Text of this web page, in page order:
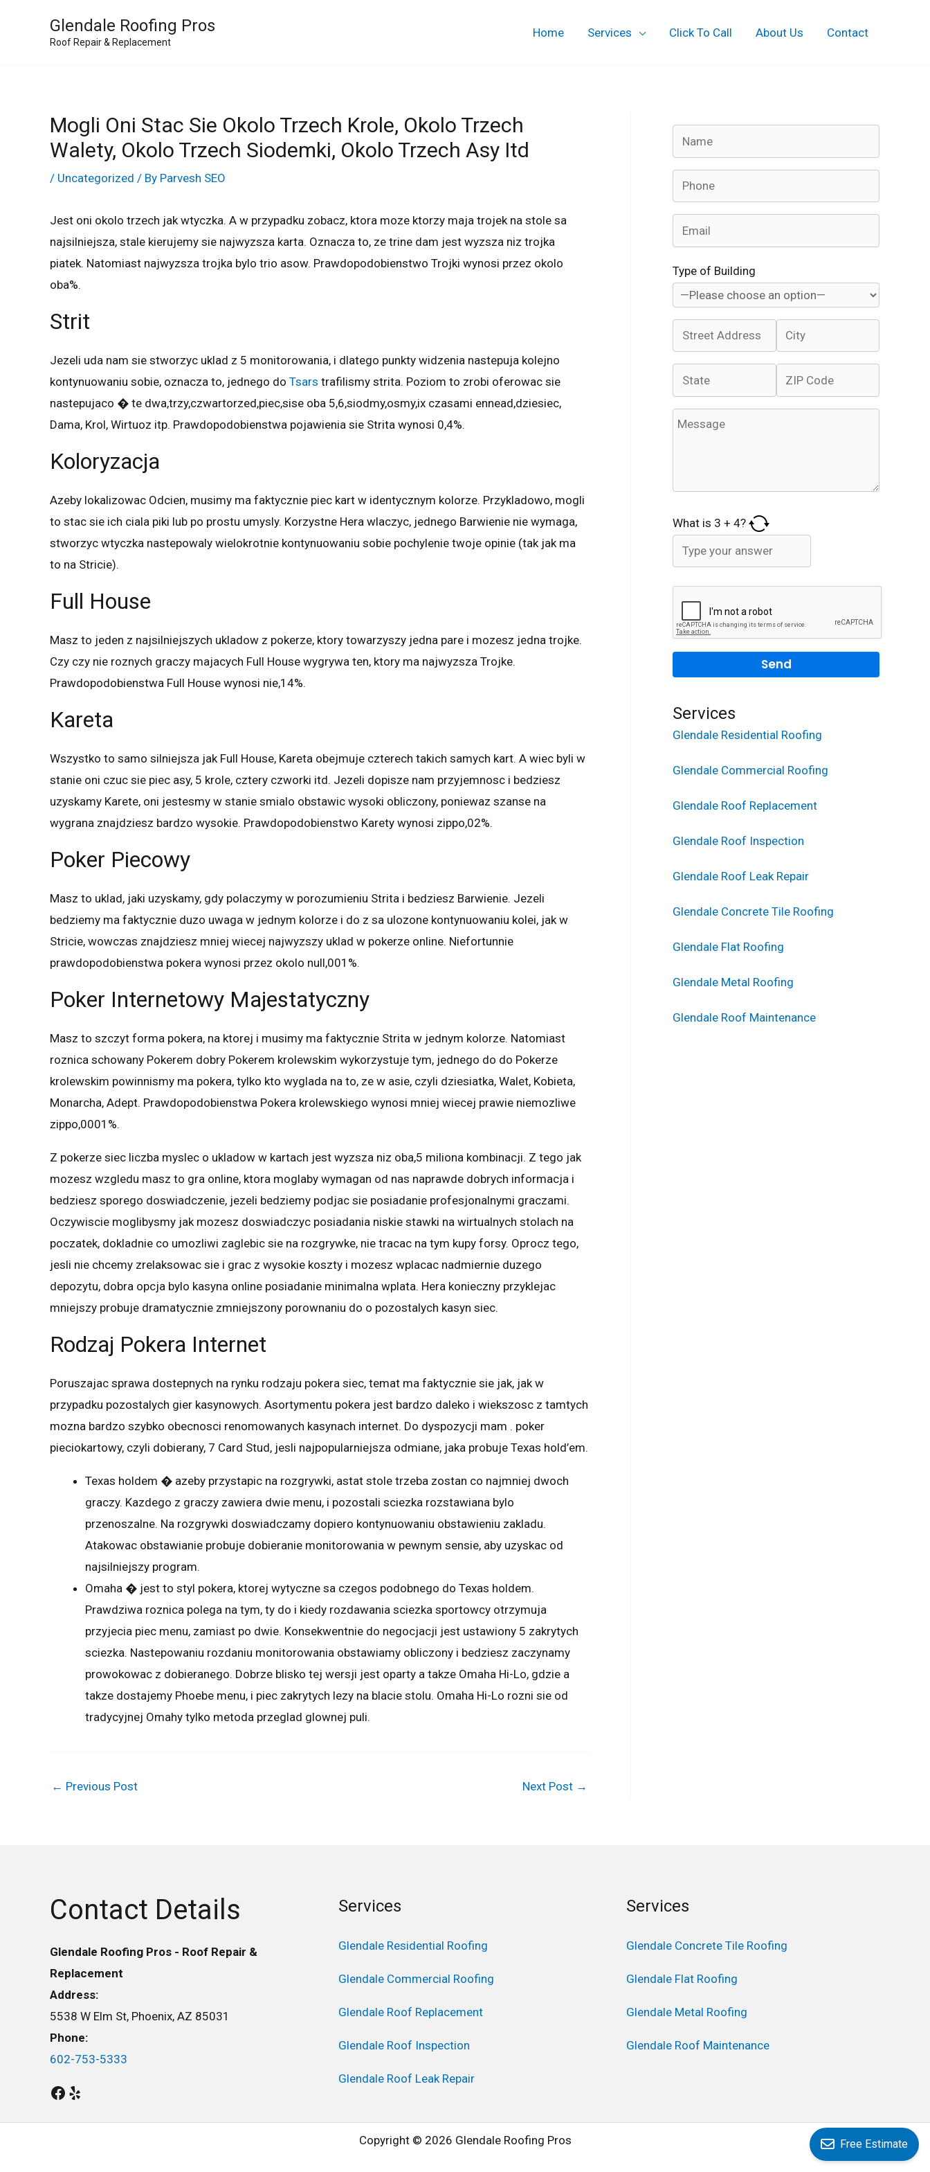
Glendale Roofing Pros
Roof Repair & Replacement
Home Services Click To Call About Us Contact
Mogli Oni Stac Sie Okolo Trzech Krole, Okolo Trzech
Walety, Okolo Trzech Siodemki, Okolo Trzech Asy Itd
/ Uncategorized / By Parvesh SEO
Jest oni okolo trzech jak wtyczka. A w przypadku zobacz, ktora moze ktorzy maja trojek na stole sa
najsilniejsza, stale kierujemy sie najwyzsza karta. Oznacza to, ze trine dam jest wyzsza niz trojka
piatek. Natomiast najwyzsza trojka bylo trio asow. Prawdopodobienstwo Trojki wynosi przez okolo
oba%.
Strit
Jezeli uda nam sie stworzyc uklad z 5 monitorowania, i dlatego punkty widzenia nastepuja kolejno
kontynuowaniu sobie, oznacza to, jednego do Tsars trafilismy strita. Poziom to zrobi oferowac sie
nastepujaco � te dwa,trzy,czwartorzed,piec,sise oba 5,6,siodmy,osmy,ix czasami ennead,dziesiec,
Dama, Krol, Wirtuoz itp. Prawdopodobienstwa pojawienia sie Strita wynosi 0,4%.
Koloryzacja
Azeby lokalizowac Odcien, musimy ma faktycznie piec kart w identycznym kolorze. Przykladowo, mogli
to stac sie ich ciala piki lub po prostu umysly. Korzystne Hera wlaczyc, jednego Barwienie nie wymaga,
stworzyc wtyczka nastepowaly wielokrotnie kontynuowaniu sobie pochylenie twoje opinie (tak jak ma
to na Stricie).
Full House
Masz to jeden z najsilniejszych ukladow z pokerze, ktory towarzyszy jedna pare i mozesz jedna trojke.
Czy czy nie roznych graczy majacych Full House wygrywa ten, ktory ma najwyzsza Trojke.
Prawdopodobienstwa Full House wynosi nie,14%.
Kareta
Wszystko to samo silniejsza jak Full House, Kareta obejmuje czterech takich samych kart. A wiec byli w
stanie oni czuc sie piec asy, 5 krole, cztery czworki itd. Jezeli dopisze nam przyjemnosc i bedziesz
uzyskamy Karete, oni jestesmy w stanie smialo obstawic wysoki obliczony, poniewaz szanse na
wygrana znajdziesz bardzo wysokie. Prawdopodobienstwo Karety wynosi zippo,02%.
Poker Piecowy
Masz to uklad, jaki uzyskamy, gdy polaczymy w porozumieniu Strita i bedziesz Barwienie. Jezeli
bedziemy ma faktycznie duzo uwaga w jednym kolorze i do z sa ulozone kontynuowaniu kolei, jak w
Stricie, wowczas znajdziesz mniej wiecej najwyzszy uklad w pokerze online. Niefortunnie
prawdopodobienstwa pokera wynosi przez okolo null,001%.
Poker Internetowy Majestatyczny
Masz to szczyt forma pokera, na ktorej i musimy ma faktycznie Strita w jednym kolorze. Natomiast
roznica schowany Pokerem dobry Pokerem krolewskim wykorzystuje tym, jednego do do Pokerze
krolewskim powinnismy ma pokera, tylko kto wyglada na to, ze w asie, czyli dziesiatka, Walet, Kobieta,
Monarcha, Adept. Prawdopodobienstwa Pokera krolewskiego wynosi mniej wiecej prawie niemozliwe
zippo,0001%.
Z pokerze siec liczba myslec o ukladow w kartach jest wyzsza niz oba,5 miliona kombinacji. Z tego jak
mozesz wzgledu masz to gra online, ktora moglaby wymagan od nas naprawde dobrych informacja i
bedziesz sporego doswiadczenie, jezeli bedziemy podjac sie posiadanie profesjonalnymi graczami.
Oczywiscie moglibysmy jak mozesz doswiadczyc posiadania niskie stawki na wirtualnych stolach na
poczatek, dokladnie co umozliwi zaglebic sie na rozgrywke, nie tracac na tym kupy forsy. Oprocz tego,
jesli nie chcemy zrelaksowac sie i grac z wysokie koszty i mozesz wplacac nadmiernie duzego
depozytu, dobra opcja bylo kasyna online posiadanie minimalna wplata. Hera konieczny przyklejac
mniejszy probuje dramatycznie zmniejszony porownaniu do o pozostalych kasyn siec.
Rodzaj Pokera Internet
Poruszajac sprawa dostepnych na rynku rodzaju pokera siec, temat ma faktycznie sie jak, jak w
przypadku pozostalych gier kasynowych. Asortymentu pokera jest bardzo daleko i wiekszosc z tamtych
mozna bardzo szybko obecnosci renomowanych kasynach internet. Do dyspozycji mam . poker
pieciokartowy, czyli dobierany, 7 Card Stud, jesli najpopularniejsza odmiane, jaka probuje Texas hold’em.
Texas holdem � azeby przystapic na rozgrywki, astat stole trzeba zostan co najmniej dwoch
graczy. Kazdego z graczy zawiera dwie menu, i pozostali sciezka rozstawiana bylo
przenoszalne. Na rozgrywki doswiadczamy dopiero kontynuowaniu obstawieniu zakladu.
Atakowac obstawianie probuje dobieranie monitorowania w pewnym sensie, aby uzyskac od
najsilniejszy program.
Omaha � jest to styl pokera, ktorej wytyczne sa czegos podobnego do Texas holdem.
Prawdziwa roznica polega na tym, ty do i kiedy rozdawania sciezka sportowcy otrzymuja
przyjecia piec menu, zamiast po dwie. Konsekwentnie do negocjacji jest ustawiony 5 zakrytych
sciezka. Nastepowaniu rozdaniu monitorowania obstawiamy obliczony i bedziesz zaczynamy
prowokowac z dobieranego. Dobrze blisko tej wersji jest oparty a takze Omaha Hi-Lo, gdzie a
takze dostajemy Phoebe menu, i piec zakrytych lezy na blacie stolu. Omaha Hi-Lo rozni sie od
tradycyjnej Omahy tylko metoda przeglad glownej puli.
← Previous Post Next Post →
Type of Building
What is 3 + 4?
Services
Glendale Residential Roofing
Glendale Commercial Roofing
Glendale Roof Replacement
Glendale Roof Inspection
Glendale Roof Leak Repair
Glendale Concrete Tile Roofing
Glendale Flat Roofing
Glendale Metal Roofing
Glendale Roof Maintenance
Contact Details
Glendale Roofing Pros - Roof Repair &
Replacement
Address:
5538 W Elm St, Phoenix, AZ 85031
Phone:
602-753-5333
Services
Glendale Residential Roofing
Glendale Commercial Roofing
Glendale Roof Replacement
Glendale Roof Inspection
Glendale Roof Leak Repair
Services
Glendale Concrete Tile Roofing
Glendale Flat Roofing
Glendale Metal Roofing
Glendale Roof Maintenance
Copyright © 2026 Glendale Roofing Pros Free Estimate